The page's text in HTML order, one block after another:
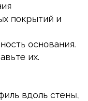
покрытий и
основания.
их.
вдоль стены,